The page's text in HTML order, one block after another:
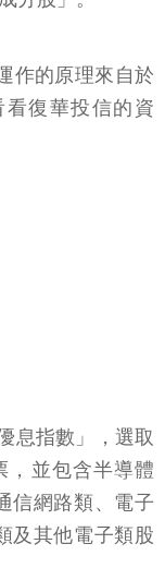
作的原理來自於
復華投信的資
息指數」，選取
，並包含半導體
信網路類、電子
及其他電子類股